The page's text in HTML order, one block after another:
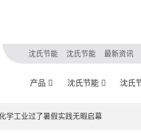
沈氏节能 沈氏节能 最新资讯
产品 沈氏节能 沈氏
学工业过了暑假实践无暇启幕